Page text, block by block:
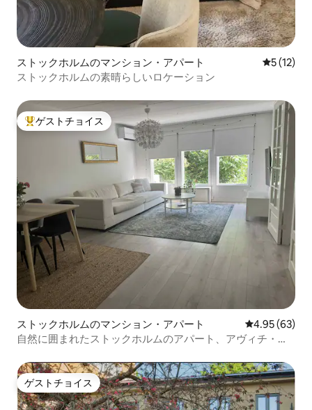
ストックホルムのマンション・アパート レビュー
5 (12)
ストックホルムの素晴らしいロケーション
大好評のゲストチョイスです。
ゲストチョイス
ストックホルムのマンション・アパート レビュー63
4.95 (63)
自然に囲まれたストックホルムのアパート、アヴィチ・ア
ゲストチョイス
ゲストチョイス